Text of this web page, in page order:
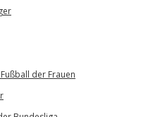
der Frauen